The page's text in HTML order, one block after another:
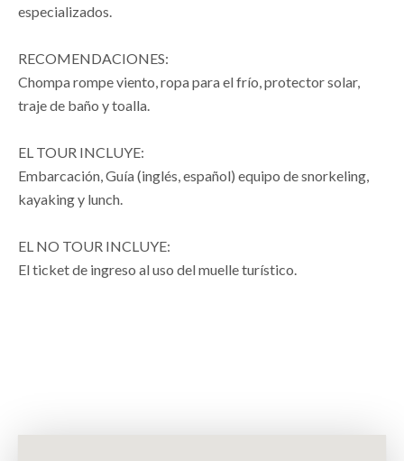
especializados.
RECOMENDACIONES:
Chompa rompe viento, ropa para el frío, protector solar,
traje de baño y toalla.
EL TOUR INCLUYE:
Embarcación, Guía (inglés, español) equipo de snorkeling,
kayaking y lunch.
EL NO TOUR INCLUYE:
El ticket de ingreso al uso del muelle turístico.